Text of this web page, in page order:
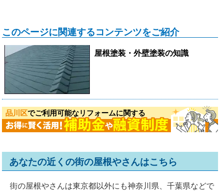
このページに関連するコンテンツをご紹介
屋根塗装・外壁塗装の知識
品川区でご利用可能なリフォームに関する
あなたの近くの街の屋根やさんはこちら
街の屋根やさんは東京都以外にも神奈川県、千葉県などで